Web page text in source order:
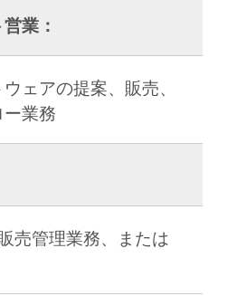
業：
ェアの提案、販売、
業務
売管理業務、または